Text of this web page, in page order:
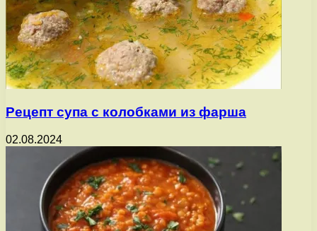
Рецепт супа с колобками из фарша
02.08.2024